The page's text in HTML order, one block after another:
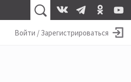
Войти / Зарегистрироваться